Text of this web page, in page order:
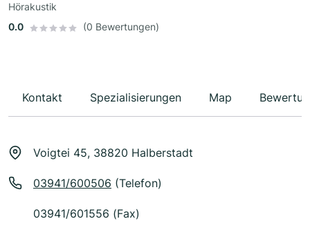
Hörakustik
0.0
(0 Bewertungen)
Kontakt Spezialisierungen Map
Voigtei 45, 38820 Halberstadt
03941/600506 (Telefon)
03941/601556 (Fax)